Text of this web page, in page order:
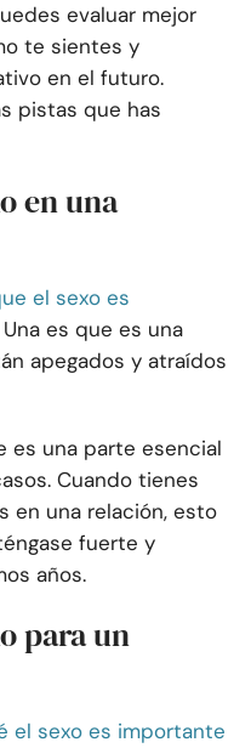
evaluar mejor
te sientes y
en el futuro.
pistas que has
en una
el sexo es
Una es que es una
apegados y atraídos
es una parte esencial
Cuando tienes
en una relación, esto
fuerte y
años.
para un
el sexo es importante